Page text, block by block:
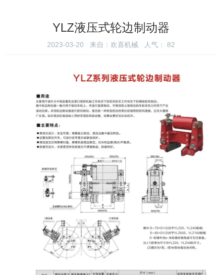
YLZ液压式轮边制动器
2023-03-20 来自：欢喜机械 人气： 82